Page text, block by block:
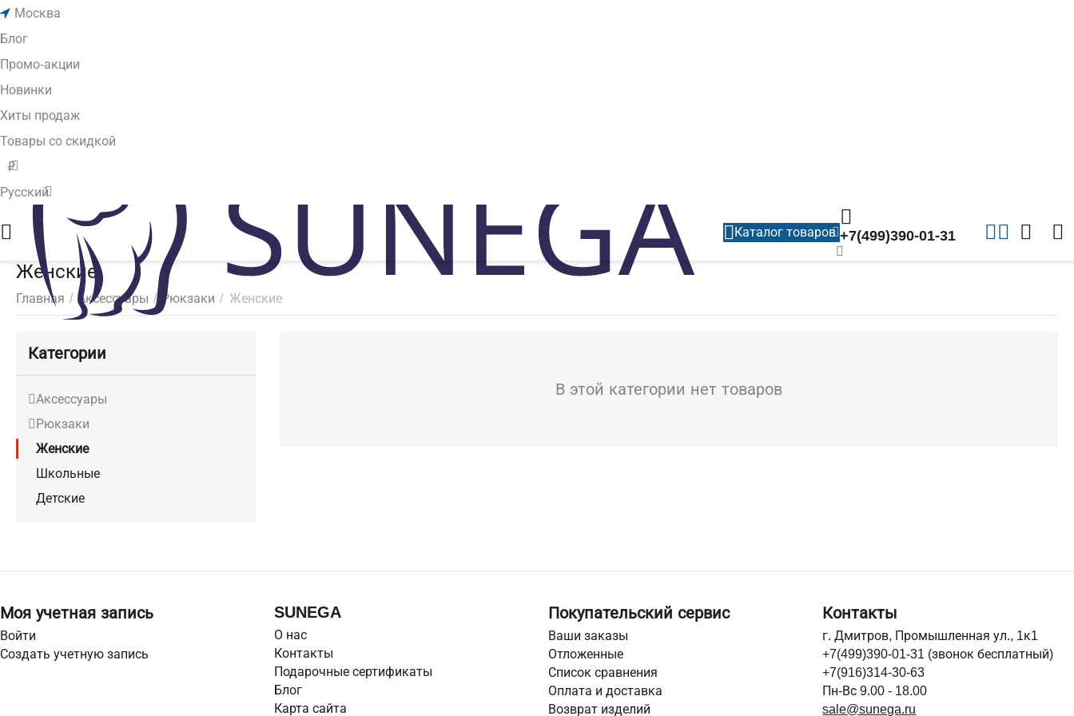
Москва
Блог
Промо-акции
Новинки
Хиты продаж
Товары со скидкой
₽
Русский
Каталог товаров +7(499)390-01-31
Женские
Главная / Аксессуары / Рюкзаки / Женские
В этой категории нет товаров
Категории
Аксессуары
Рюкзаки
Женские
Школьные
Детские
Моя учетная запись
Войти
Создать учетную запись
SUNEGA
О нас
Контакты
Подарочные сертификаты
Блог
Карта сайта
Покупательский сервис
Ваши заказы
Отложенные
Список сравнения
Оплата и доставка
Возврат изделий
Контакты
г. Дмитров, Промышленная ул., 1к1
+7(499)390-01-31 (звонок бесплатный)
+7(916)314-30-63
Пн-Вс 9.00 - 18.00
sale@sunega.ru